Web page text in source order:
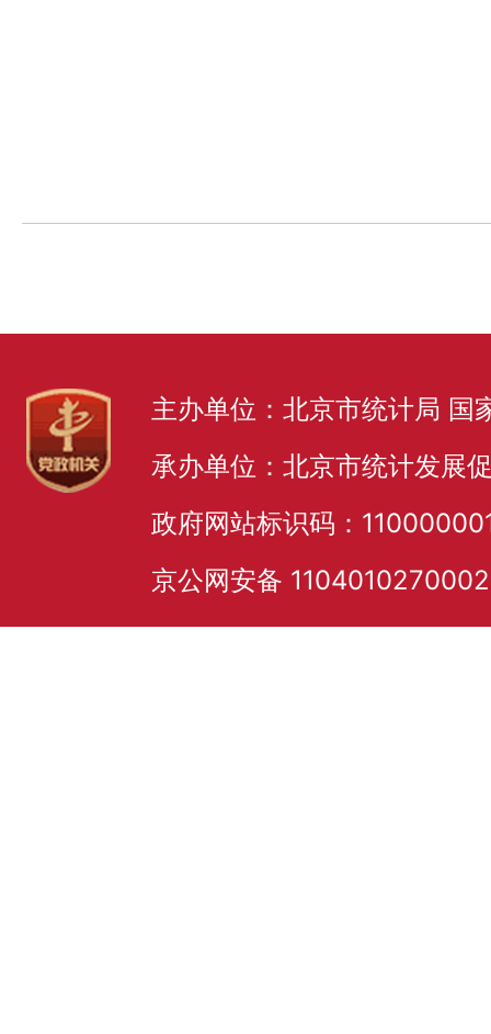
主办单位：北京市统计局 国
承办单位：北京市统计发展
政府网站标识码：
京公网安备